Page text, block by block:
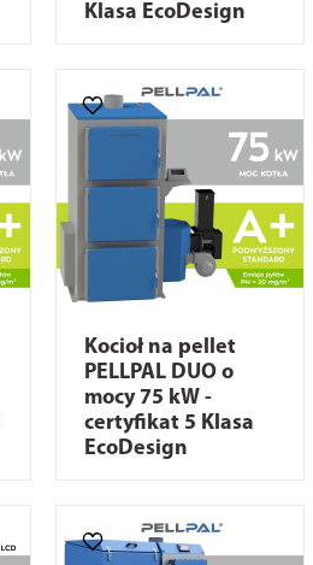
Klasa EcoDesign
Kocioł na pellet
PELLPAL DUO o
mocy 75 kW -
certyfikat 5 Klasa
EcoDesign